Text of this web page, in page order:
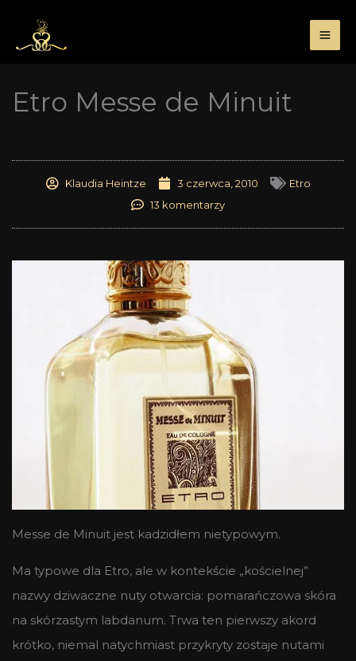
treści
Etro Messe de Minuit
Klaudia Heintze 3 czerwca, 2010
Etro
13 komentarzy
Messe de Minuit jest kadzidłem nietypowym.
Ma typowe dla Etro, ale w kontekście „kościelnej”
nazwy dziwaczne nuty otwarcia: pomarańczowa skóra
na skórzastym labdanum. Trwa ten pierwszy akord
krótko, niemal natychmiast przykryty zostaje nutami